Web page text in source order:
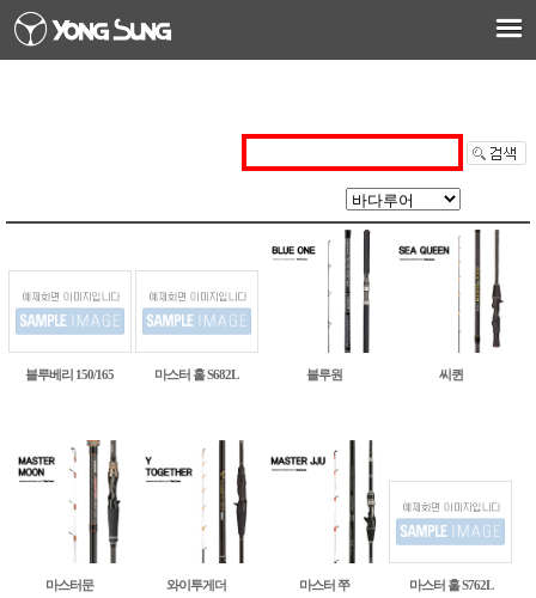
블루베리 150/165 마스터 홀 S682L 블루원 씨퀸
마스터문 와이투게더 마스터 쭈 마스터 홀 S762L